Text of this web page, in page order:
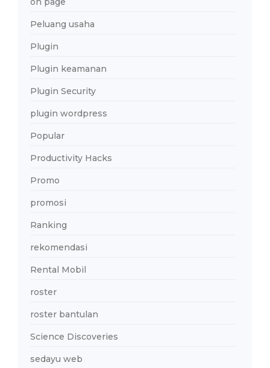
Peluang usaha
Plugin
Plugin keamanan
Plugin Security
plugin wordpress
Popular
Productivity Hacks
Promo
promosi
Ranking
rekomendasi
Rental Mobil
roster
roster bantulan
Science Discoveries
sedayu web